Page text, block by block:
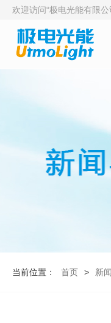
欢迎访问“极电光能有限
当前位置： 首页 > 新